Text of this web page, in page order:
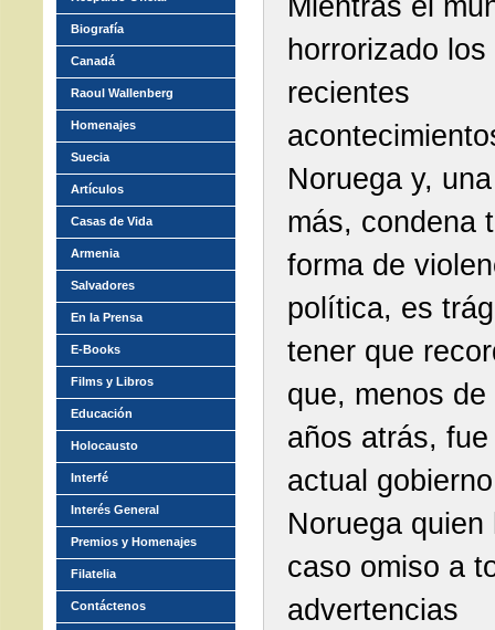
horrorizado los
recientes
Noruega y,
más, condena
forma de
política, es
tener que
que, menos de
años atrás,
actual
Noruega quien
caso omiso a
advertencias
Biografía
Canadá
Raoul Wallenberg
Homenajes
Suecia
Artículos
Casas de Vida
Armenia
Salvadores
En la Prensa
E-Books
Films y Libros
Educación
Holocausto
Interfé
Interés General
Premios y Homenajes
Filatelia
Contáctenos